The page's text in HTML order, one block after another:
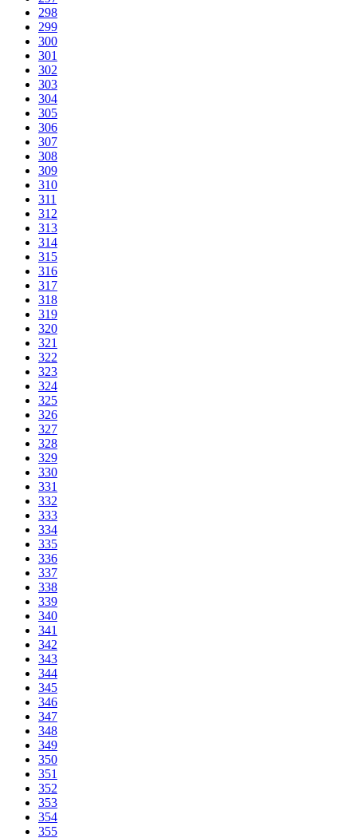
298
299
300
301
302
303
304
305
306
307
308
309
310
311
312
313
314
315
316
317
318
319
320
321
322
323
324
325
326
327
328
329
330
331
332
333
334
335
336
337
338
339
340
341
342
343
344
345
346
347
348
349
350
351
352
353
354
355